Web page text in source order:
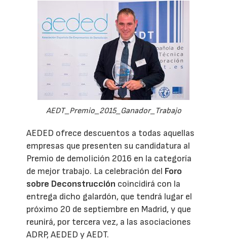
AEDT_Premio_2015_Ganador_Trabajo
AEDED ofrece descuentos a todas aquellas
empresas que presenten su candidatura al
Premio de demolición 2016 en la categoría
de mejor trabajo. La celebración del Foro
sobre Deconstrucción coincidirá con la
entrega dicho galardón, que tendrá lugar el
próximo 20 de septiembre en Madrid, y que
reunirá, por tercera vez, a las asociaciones
ADRP, AEDED y AEDT.